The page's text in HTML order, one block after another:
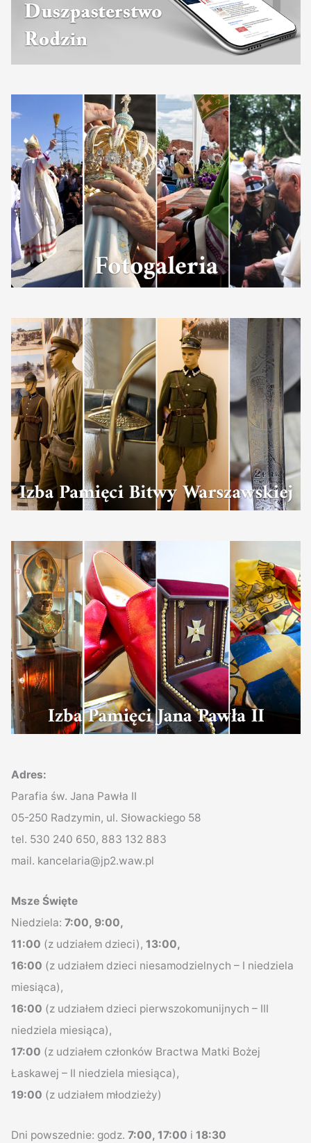
Adres:
Parafia św. Jana Pawła II
05-250 Radzymin, ul. Słowackiego 58
tel. 530 240 650, 883 132 883
mail. kancelaria@jp2.waw.pl
Msze Święte
Niedziela: 7:00, 9:00,
11:00 (z udziałem dzieci), 13:00,
16:00 (z udziałem dzieci niesamodzielnych – I niedziela
miesiąca),
16:00 (z udziałem dzieci pierwszokomunijnych – III
niedziela miesiąca),
17:00 (z udziałem członków Bractwa Matki Bożej
Łaskawej – II niedziela miesiąca),
19:00 (z udziałem młodzieży)
Dni powszednie: godz. 7:00, 17:00 i 18:30